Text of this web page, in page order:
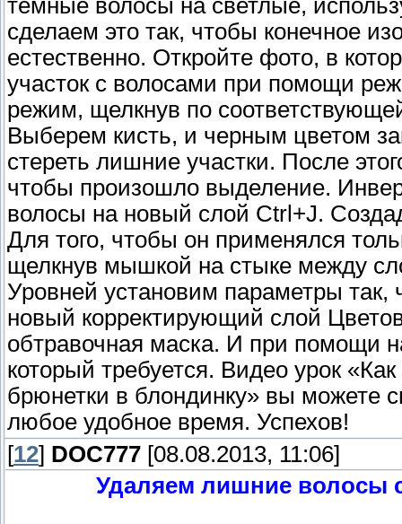
темные волосы на светлые,
сделаем это так, чтобы конечное
естественно. Откройте фото, в
участок с волосами при помощи
режим, щелкнув по
Выберем кисть, и черным цветом
стереть лишние участки. После
чтобы произошло выделение.
волосы на новый слой Ctrl+J.
Для того, чтобы он применялся
щелкнув мышкой на стыке между
Уровней установим параметры
новый корректирующий слой
обтравочная маска. И при помощи
который требуется. Видео урок
брюнетки в блондинку» вы можете
любое удобное время. Успехов!
[12] DOC777 [08.08.2013, 11:06]
Удаляем лишние волосы